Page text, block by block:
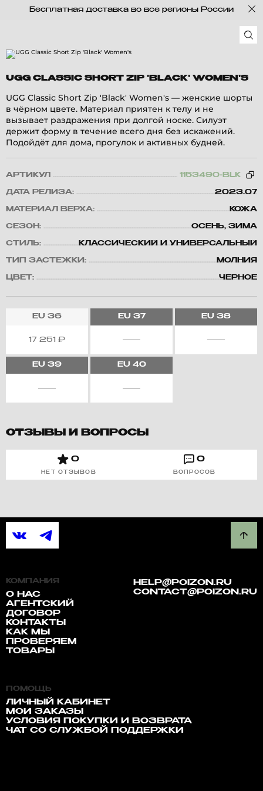
Бесплатная доставка во все регионы России
UGG CLASSIC SHORT ZIP 'BLACK' WOMEN'S
UGG Classic Short Zip 'Black' Women's — женские шорты
в чёрном цвете. Материал приятен к телу и не
вызывает раздражения при долгой носке. Силуэт
держит форму в течение всего дня без искажений.
Подойдёт для дома, прогулок и активных будней.
АРТИКУЛ 1153490-BLK
ДАТА РЕЛИЗА: 2023.07
МАТЕРИАЛ ВЕРХА: КОЖА
СЕЗОН: ОСЕНЬ, ЗИМА
СТИЛЬ: КЛАССИЧЕСКИЙ И УНИВЕРСАЛЬНЫЙ
ТИП ЗАСТЕЖКИ: МОЛНИЯ
ЦВЕТ: ЧЕРНОЕ
EU 36
17 251 ₽
EU37 EU 38
EU 39 EU40
ОТЗЫВЫ И ВОПРОСЫ
0
НЕТ ОТЗЫВОВ
0
ВОПРОСОВ
КОМПАНИЯ
О НАС
АГЕНТСКИЙ
ДОГОВОР
КОНТАКТЫ
КАК МЫ
ПРОВЕРЯЕМ
ТОВАРЫ
HELP@POIZON.RU
CONTACT@POIZON.RU
ПОМОЩЬ
ЛИЧНЫЙ КАБИНЕТ
МОИ ЗАКАЗЫ
УСЛОВИЯ ПОКУПКИ И ВОЗВРАТА
ЧАТ СО СЛУЖБОЙ ПОДДЕРЖКИ